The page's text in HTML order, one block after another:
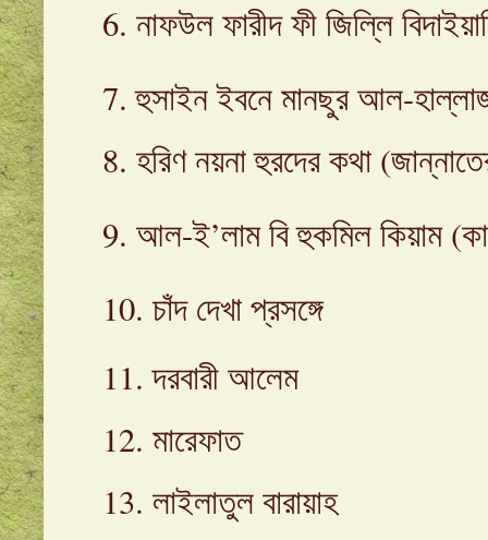
6. নাফউল ফারীদ ফী জিল্লি
7. হুসাইন ইবনে মানছুর আল-
8. হরিণ নয়না হুরদের কথা (জান্নাতের
9. আল-ই’লাম বি হুকমিল কিয়াম
10. চাঁদ দেখা প্রসঙ্গে
11. দরবারী আলেম
12. মারেফাত
13. লাইলাতুল বারায়াহ